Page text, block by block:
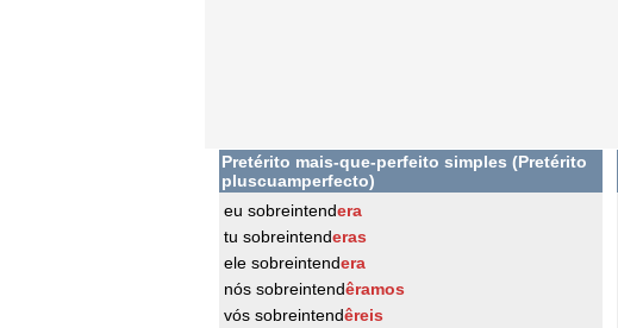
Pretérito mais-que-perfeito simples (Pretérito
pluscuamperfecto)
eu sobreintendera
tu sobreintenderas
ele sobreintendera
nós sobreintendêramos
vós sobreintendêreis